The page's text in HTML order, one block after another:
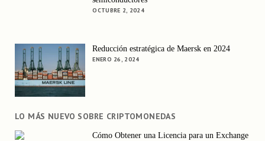
OCTUBRE 2, 2024
Reducción estratégica de Maersk en 2024
ENERO 26, 2024
LO MÁS NUEVO SOBRE CRIPTOMONEDAS
Cómo Obtener una Licencia para un Exchange